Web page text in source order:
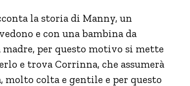
la storia di Manny, un
e con una bambina da
per questo motivo si mette
e trova Corrinna, che assumerà
molto colta e gentile e per questo